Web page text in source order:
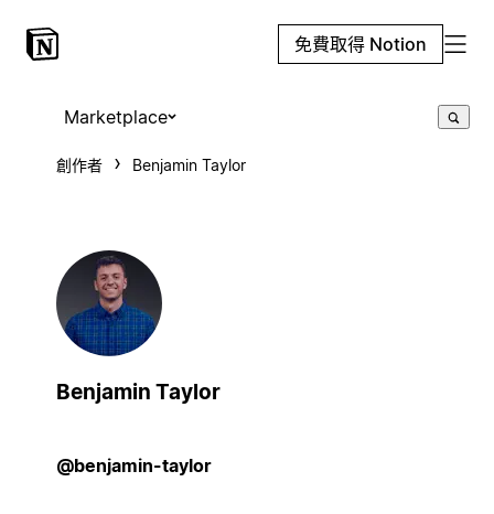
免費取得 Notion
Marketplace
創作者 Benjamin Taylor
Benjamin Taylor
@benjamin-taylor